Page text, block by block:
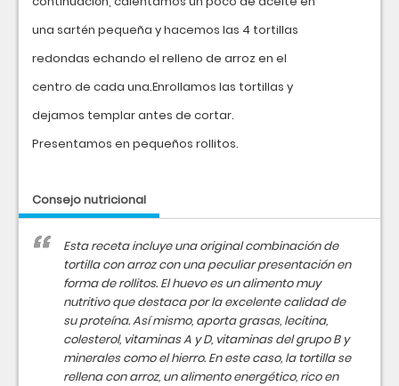
una sartén pequeña y hacemos las 4 tortillas
redondas echando el relleno de arroz en el
centro de cada una.Enrollamos las tortillas y
dejamos templar antes de cortar.
Presentamos en pequeños rollitos.
Consejo nutricional
Esta receta incluye una original combinación de
tortilla con arroz con una peculiar presentación en
forma de rollitos. El huevo es un alimento muy
nutritivo que destaca por la excelente calidad de
su proteína. Así mismo, aporta grasas, lecitina,
colesterol, vitaminas A y D, vitaminas del grupo B y
minerales como el hierro. En este caso, la tortilla se
rellena con arroz, un alimento energético, rico en